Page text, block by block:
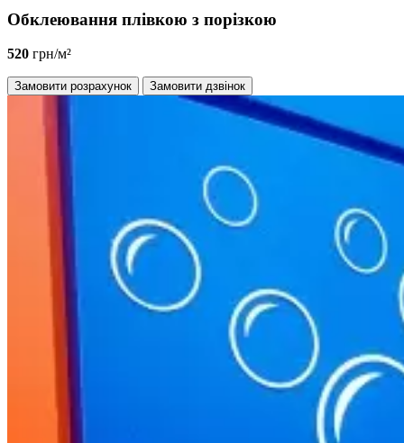
Обклеювання плівкою з порізкою
520 грн/м²
Замовити розрахунок Замовити дзвінок